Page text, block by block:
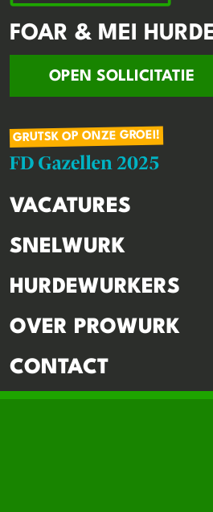
FOAR & MEI
OPEN SOLLICITATIE
GRUTSK OP ONZE GROEI!
VACATURES
SNELWURK
HURDEWURKERS
OVER PROWURK
CONTACT